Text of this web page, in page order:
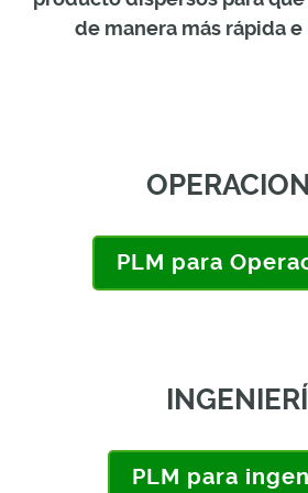
de manera más rápida
PLM para
PLM para